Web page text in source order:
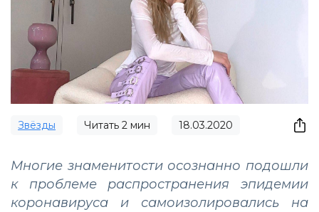
Звёзды Читать 2 мин 18.03.2020
Многие знаменитости осознанно подошли
к проблеме распространения эпидемии
коронавируса и самоизолировались на